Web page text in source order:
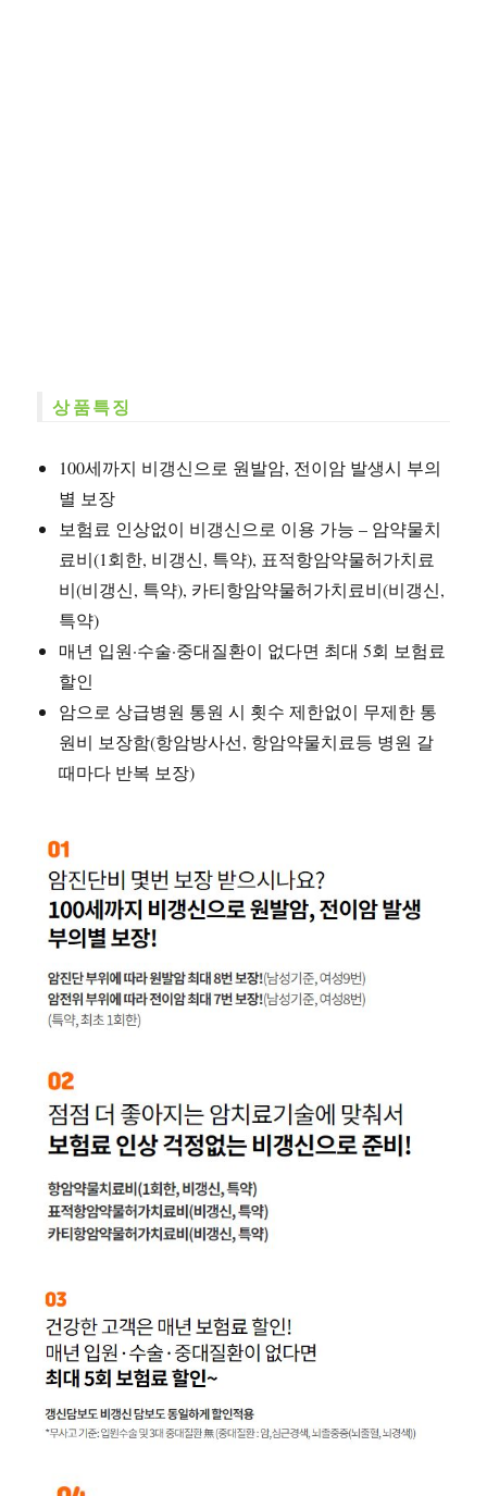
상품특징
100세까지 비갱신으로 원발암, 전이암 발생시 부의
별 보장
보험료 인상없이 비갱신으로 이용 가능 – 암약물치
료비(1회한, 비갱신, 특약), 표적항암약물허가치료
비(비갱신, 특약), 카티항암약물허가치료비(비갱신,
특약)
매년 입원·수술·중대질환이 없다면 최대 5회 보험료
할인
암으로 상급병원 통원 시 횟수 제한없이 무제한 통
원비 보장함(항암방사선, 항암약물치료등 병원 갈
때마다 반복 보장)